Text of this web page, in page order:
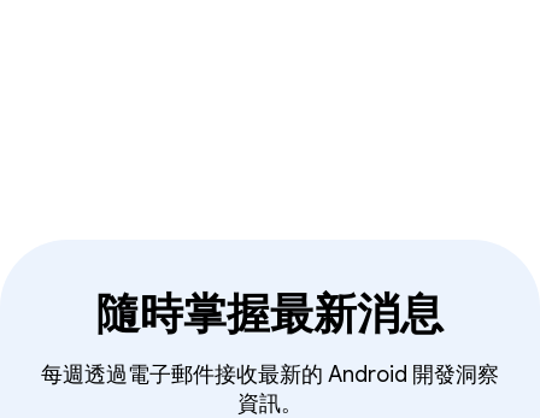
隨時掌握最新消息
每週透過電子郵件接收最新的 Android 開發洞察
資訊。